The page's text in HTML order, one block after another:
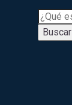
Buscar